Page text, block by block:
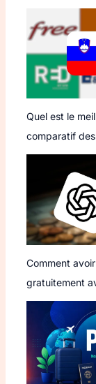
Quel est le
comparatif
Comment
gratuitement